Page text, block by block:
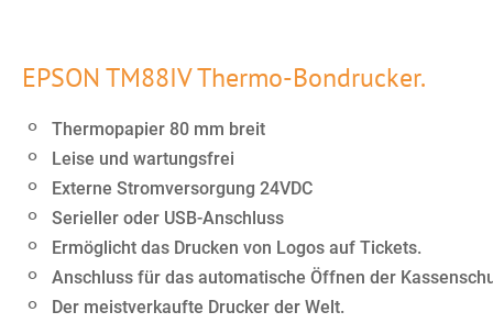
EPSON TM88IV Thermo-Bondrucker.
Thermopapier 80 mm breit
Leise und wartungsfrei
Externe Stromversorgung 24VDC
Serieller oder USB-Anschluss
Ermöglicht das Drucken von Logos auf Tickets.
Anschluss für das automatische Öffnen der
Der meistverkaufte Drucker der Welt.